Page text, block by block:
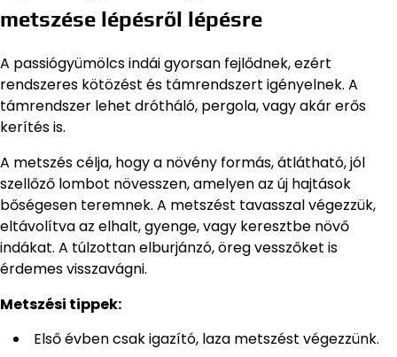
metszése lépésről lépésre
A passiógyümölcs indái gyorsan fejlődnek, ezért
rendszeres kötözést és támrendszert igényelnek. A
támrendszer lehet drótháló, pergola, vagy akár erős
kerítés is.
A metszés célja, hogy a növény formás, átlátható, jól
szellőző lombot növesszen, amelyen az új hajtások
bőségesen teremnek. A metszést tavasszal végezzük,
eltávolítva az elhalt, gyenge, vagy keresztbe növő
indákat. A túlzottan elburjánzó, öreg vesszőket is
érdemes visszavágni.
Metszési tippek:
Első évben csak igazító, laza metszést végezzünk.